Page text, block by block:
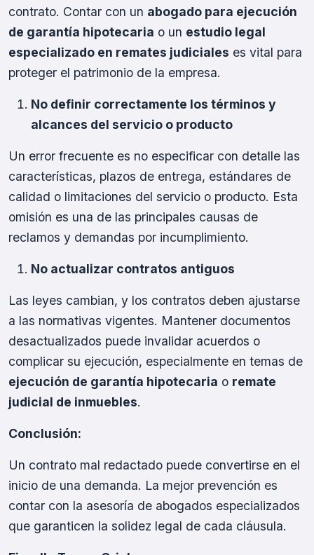
contrato. Contar con un abogado para ejecución
de garantía hipotecaria o un estudio legal
especializado en remates judiciales es vital para
proteger el patrimonio de la empresa.
No definir correctamente los términos y
alcances del servicio o producto
Un error frecuente es no especificar con detalle las
características, plazos de entrega, estándares de
calidad o limitaciones del servicio o producto. Esta
omisión es una de las principales causas de
reclamos y demandas por incumplimiento.
No actualizar contratos antiguos
Las leyes cambian, y los contratos deben ajustarse
a las normativas vigentes. Mantener documentos
desactualizados puede invalidar acuerdos o
complicar su ejecución, especialmente en temas de
ejecución de garantía hipotecaria o remate
judicial de inmuebles.
Conclusión:
Un contrato mal redactado puede convertirse en el
inicio de una demanda. La mejor prevención es
contar con la asesoría de abogados especializados
que garanticen la solidez legal de cada cláusula.